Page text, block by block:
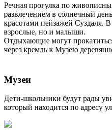
Речная прогулка по
развлечением в солнечный
красотами пейзажей Суздаля. В
взрослые, но и малыши.
Отдыхающие могут
через кремль к Музею
Музеи
Дети-школьники будут рады
который находится по адресу